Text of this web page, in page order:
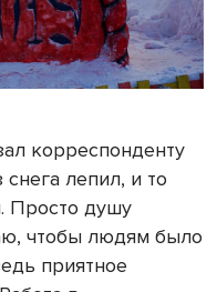
корреспонденту
снега лепил, и то
Просто душу
чтобы людям было
приятное